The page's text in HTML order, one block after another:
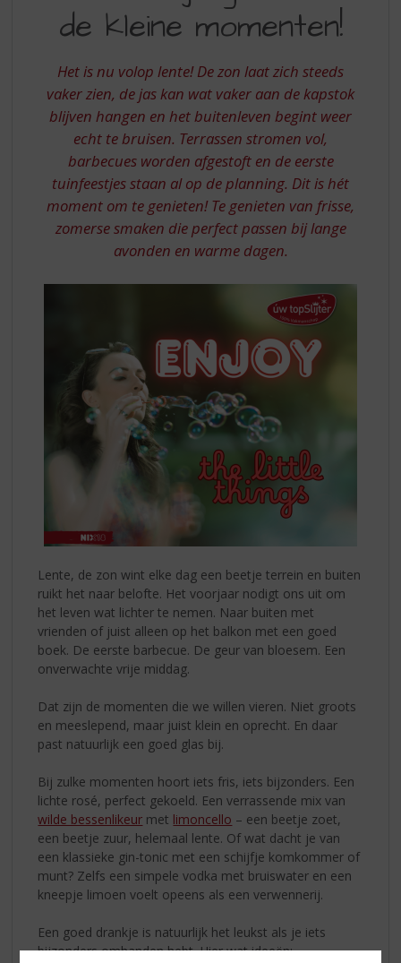
VIER
DE
KLEINE
MOMENTEN
de kleine momenten!
Het is nu volop lente! De zon laat zich steeds
vaker zien, de jas kan wat vaker aan de kapstok
blijven hangen en het buitenleven begint weer
echt te bruisen. Terrassen stromen vol,
barbecues worden afgestoft en de eerste
tuinfeestjes staan al op de planning. Dit is hét
moment om te genieten! Te genieten van frisse,
zomerse smaken die perfect passen bij lange
avonden en warme dagen.
Lente, de zon wint elke dag een beetje terrein en buiten
ruikt het naar belofte. Het voorjaar nodigt ons uit om
het leven wat lichter te nemen. Naar buiten met
vrienden of juist alleen op het balkon met een goed
boek. De eerste barbecue. De geur van bloesem. Een
onverwachte vrije middag.
Dat zijn de momenten die we willen vieren. Niet groots
en meeslepend, maar juist klein en oprecht. En daar
past natuurlijk een goed glas bij.
Bij zulke momenten hoort iets fris, iets bijzonders. Een
lichte rosé, perfect gekoeld. Een verrassende mix van
wilde bessenlikeur met limoncello – een beetje zoet,
een beetje zuur, helemaal lente. Of wat dacht je van
een klassieke gin-tonic met een schijfje komkommer of
munt? Zelfs een simpele vodka met bruiswater en een
kneepje limoen voelt opeens als een verwennerij.
Een goed drankje is natuurlijk het leukst als je iets
bijzonders omhanden hebt. Hier wat ideeën: